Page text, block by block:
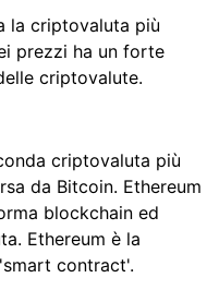
la criptovaluta più
prezzi ha un forte
criptovalute.
criptovaluta più
da Bitcoin. Ethereum
blockchain ed
Ethereum è la
contract'.